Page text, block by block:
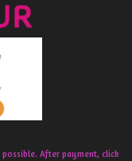
After payment, click